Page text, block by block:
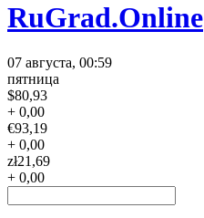
RuGrad.Online
07 августа, 00:59
пятница
$80,93
+ 0,00
€93,19
+ 0,00
zł21,69
+ 0,00